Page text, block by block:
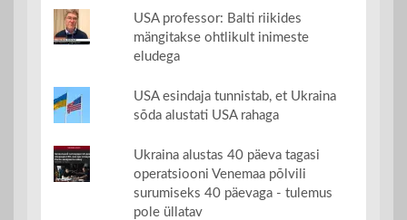
USA professor: Balti riikides
mängitakse ohtlikult inimeste
eludega
USA esindaja tunnistab, et Ukraina
sõda alustati USA rahaga
Ukraina alustas 40 päeva tagasi
operatsiooni Venemaa põlvili
surumiseks 40 päevaga - tulemus
pole üllatav